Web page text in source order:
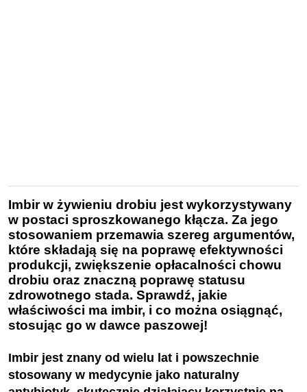
Imbir w żywieniu drobiu jest wykorzystywany
w postaci sproszkowanego kłącza. Za jego
stosowaniem przemawia szereg argumentów,
które składają się na poprawę efektywności
produkcji, zwiększenie opłacalności chowu
drobiu oraz znaczną poprawę statusu
zdrowotnego stada. Sprawdź, jakie
właściwości ma imbir, i co można osiągnąć,
stosując go w dawce paszowej!
Imbir jest znany od wielu lat i powszechnie
stosowany w medycynie jako naturalny